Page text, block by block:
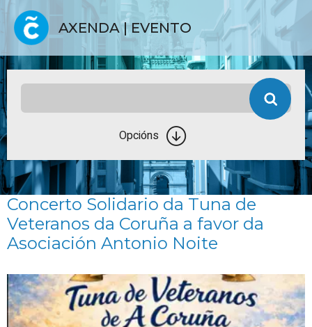
AXENDA | EVENTO
Opcións
Concerto Solidario da Tuna de
Veteranos da Coruña a favor da
Asociación Antonio Noite